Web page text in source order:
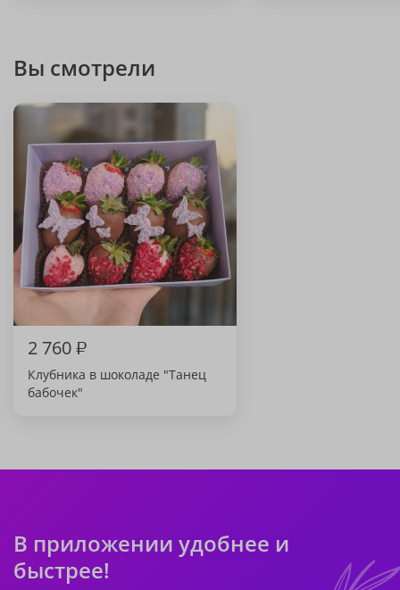
Вы смотрели
2 760₽
Клубника в шоколаде "Танец
бабочек"
В приложении удобнее и
быстрее!